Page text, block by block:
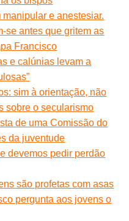
e anestesiar.
se antes que gritem as
Francisco
e calúnias levam a
sim à orientação, não
sobre o secularismo
de uma Comissão do
da juventude
devemos pedir perdão
são profetas com asas
pergunta aos jovens o